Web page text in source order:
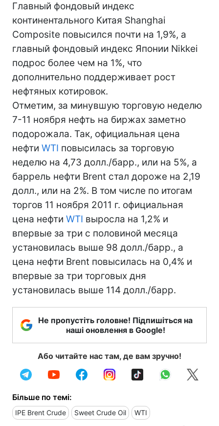
Главный фондовый индекс
континентального Китая Shanghai
Composite повысился почти на 1,9%, а
главный фондовый индекс Японии Nikkei
подрос более чем на 1%, что
дополнительно поддерживает рост
нефтяных котировок.
Отметим, за минувшую торговую неделю
7-11 ноября нефть на биржах заметно
подорожала. Так, официальная цена
нефти WTI повысилась за торговую
неделю на 4,73 долл./барр., или на 5%, а
баррель нефти Brent стал дороже на 2,19
долл., или на 2%. В том числе по итогам
торгов 11 ноября 2011 г. официальная
цена нефти WTI выросла на 1,2% и
впервые за три с половиной месяца
установилась выше 98 долл./барр., а
цена нефти Brent повысилась на 0,4% и
впервые за три торговых дня
установилась выше 114 долл./барр.
Не пропустіть головне! Підпишіться на
наші оновлення в Google!
Або читайте нас там, де вам зручно!
Більше по темі:
IPE Brent Crude Sweet Crude Oil WTI